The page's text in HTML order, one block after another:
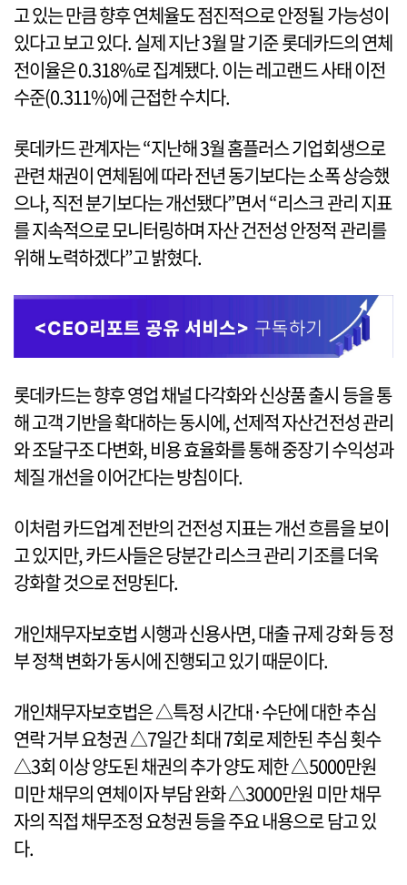
고 있는 만큼 향후 연체율도 점진적으로 안정될 가능성이
있다고 보고 있다. 실제 지난 3월 말 기준 롯데카드의 연체
전이율은 0.318%로 집계됐다. 이는 레고랜드 사태 이전
수준(0.311%)에 근접한 수치다.
롯데카드 관계자는 “지난해 3월 홈플러스 기업회생으로
관련 채권이 연체됨에 따라 전년 동기보다는 소폭 상승했
으나, 직전 분기보다는 개선됐다”면서 “리스크 관리 지표
를 지속적으로 모니터링하며 자산 건전성 안정적 관리를
위해 노력하겠다”고 밝혔다.
롯데카드는 향후 영업 채널 다각화와 신상품 출시 등을 통
해 고객 기반을 확대하는 동시에, 선제적 자산건전성 관리
와 조달구조 다변화, 비용 효율화를 통해 중장기 수익성과
체질 개선을 이어간다는 방침이다.
이처럼 카드업계 전반의 건전성 지표는 개선 흐름을 보이
고 있지만, 카드사들은 당분간 리스크 관리 기조를 더욱
강화할 것으로 전망된다.
개인채무자보호법 시행과 신용사면, 대출 규제 강화 등 정
부 정책 변화가 동시에 진행되고 있기 때문이다.
개인채무자보호법은 △특정 시간대·수단에 대한 추심
연락 거부 요청권 △7일간 최대 7회로 제한된 추심 횟수
△3회 이상 양도된 채권의 추가 양도 제한 △5000만원
미만 채무의 연체이자 부담 완화 △3000만원 미만 채무
자의 직접 채무조정 요청권 등을 주요 내용으로 담고 있
다.